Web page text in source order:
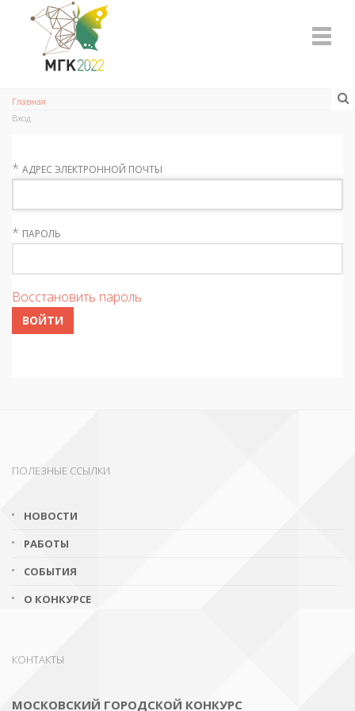
Главная
Вход
* АДРЕС ЭЛЕКТРОННОЙ ПОЧТЫ
* ПАРОЛЬ
Восстановить пароль
ВОЙТИ
ПОЛЕЗНЫЕ ССЫЛКИ
НОВОСТИ
РАБОТЫ
СОБЫТИЯ
О КОНКУРСЕ
КОНТАКТЫ
МОСКОВСКИЙ ГОРОДСКОЙ КОНКУРС